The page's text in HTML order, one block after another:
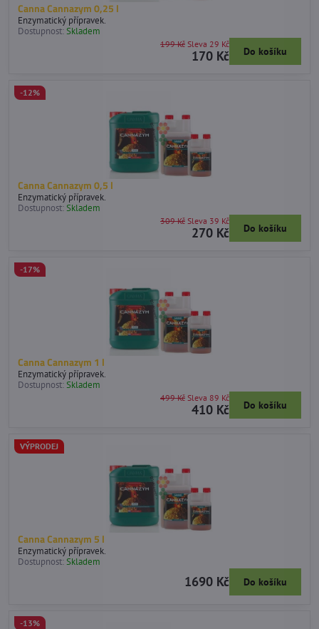
Canna Cannazym 0,25 l
Enzymatický přípravek.
Dostupnost:Skladem
170 Kč
199 Kč Sleva 29 Kč
Do košíku
Canna Cannazym 0,5 l
-12%
Enzymatický přípravek.
Dostupnost:Skladem
270 Kč
309 Kč Sleva 39 Kč
Do košíku
Canna Cannazym 1 l
-17%
Enzymatický přípravek.
Dostupnost:Skladem
410 Kč
499 Kč Sleva 89 Kč
Do košíku
Canna Cannazym 5 l
VÝPRODEJ
Enzymatický přípravek.
Dostupnost:Skladem
1690 Kč Do košíku
-13%